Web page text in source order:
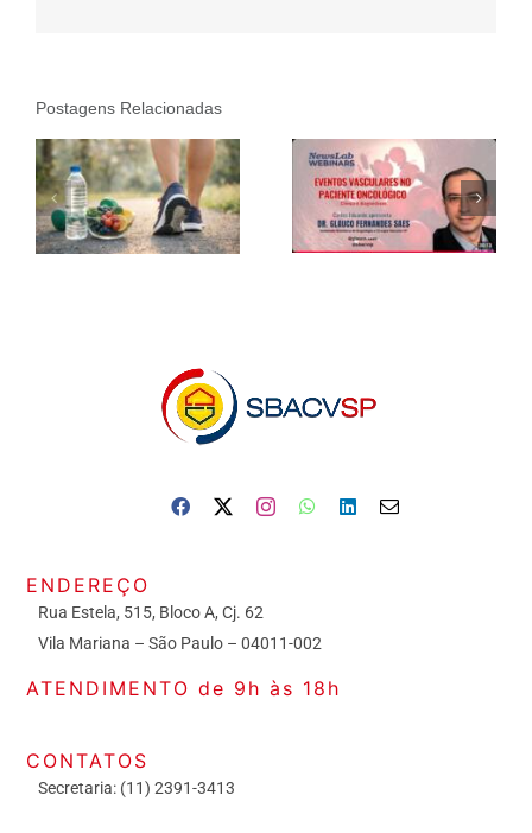
Postagens Relacionadas
ENDEREÇO
Rua Estela, 515, Bloco A, Cj. 62
Vila Mariana – São Paulo – 04011-002
ATENDIMENTO de 9h às 18h
CONTATOS
Secretaria: (11) 2391-3413